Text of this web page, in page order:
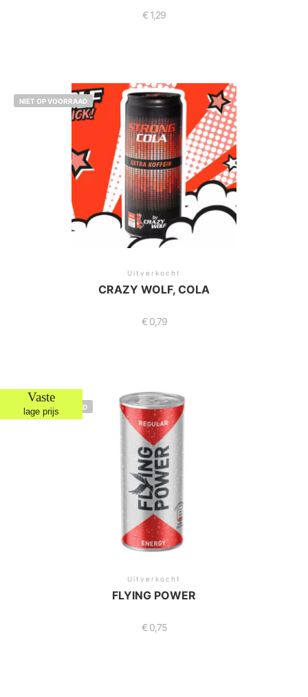
€ 1,29
NIET OP VOORRAAD
Uitverkocht
CRAZY WOLF, COLA
€0,79
Vaste
lage prijs
NIET OP VOORRAAD
Uitverkocht
FLYING POWER
€0,75